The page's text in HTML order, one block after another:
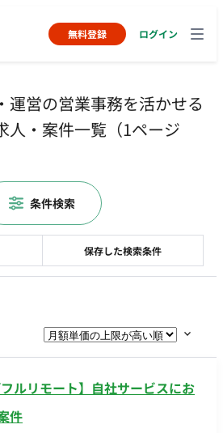
無料登録 ログイン
運営の営業事務を活かせる
人・案件一覧（1ページ
ルリモート】自社サービスにお
件
保存した検索条件
条件検索